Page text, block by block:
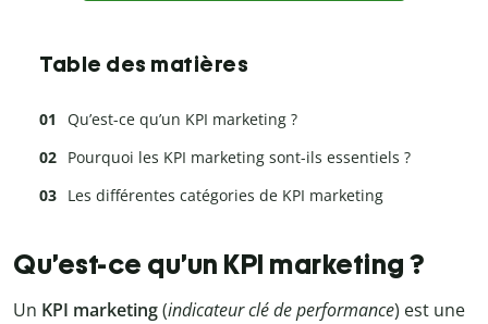
Table des matières
Qu’est-ce qu’un KPI marketing ?
Pourquoi les KPI marketing sont-ils essentiels ?
Les différentes catégories de KPI marketing
Qu’est-ce qu’un KPI marketing ?
Un KPI marketing(indicateur clé de performance) est une